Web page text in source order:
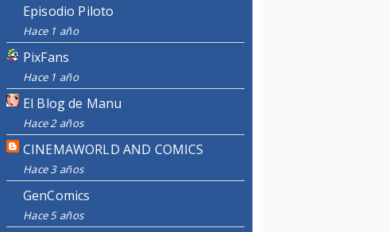
Episodio Piloto
Hace 1 año
PixFans
Hace 1 año
El Blog de Manu
Hace 2 años
CINEMAWORLD AND COMICS
Hace 3 años
GenComics
Hace 5 años